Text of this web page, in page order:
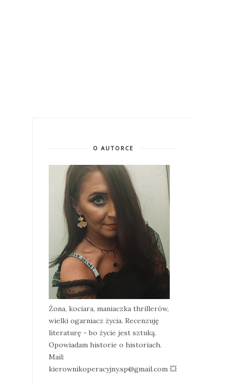
O AUTORCE
Żona, kociara, maniaczka thrillerów,
wielki ogarniacz życia. Recenzuję
literaturę - bo życie jest sztuką.
Opowiadam historie o historiach.
Mail:
kierownikoperacyjny.sp@gmail.com 💥